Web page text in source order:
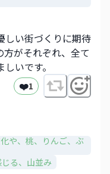
しい街づくりに期待
方がそれぞれ、全て
いです。
❤️1
や、​桃、りんご、ぶ
る、山並み​